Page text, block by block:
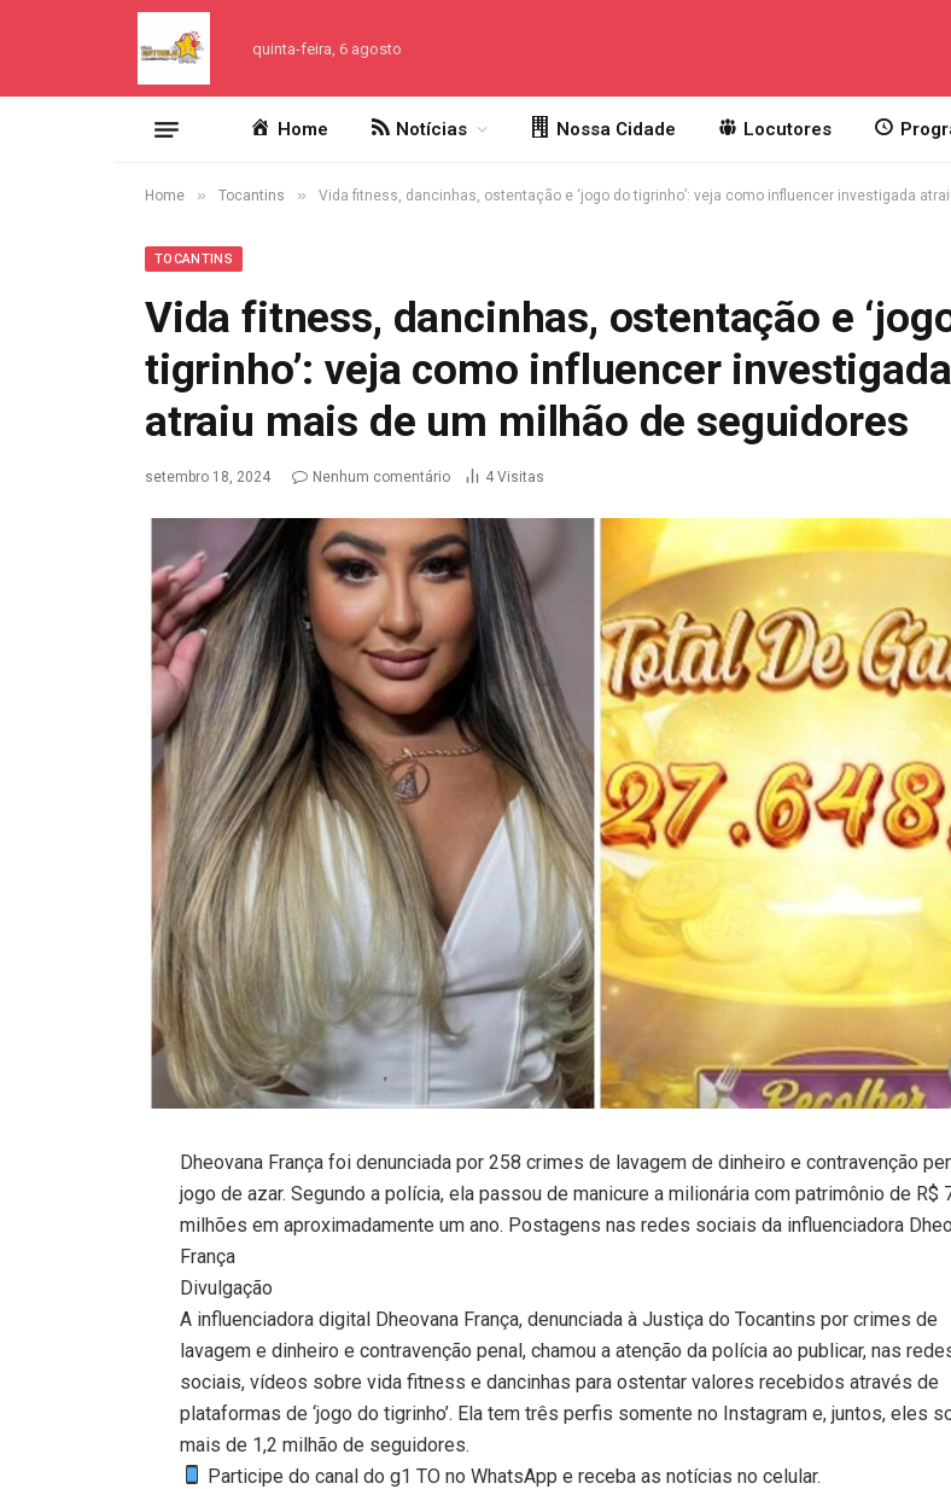
quinta-feira, 6 agosto
Home Notícias Nossa Cidade Locutores
Home » Tocantins » Vida fitness, dancinhas, ostentação e ‘jogo do tigrinho’: veja como influencer investigada
TOCANTINS
Vida fitness, dancinhas, ostentação e
tigrinho’: veja como influencer investigada
atraiu mais de um milhão de seguidores
setembro 18, 2024 Nenhum comentário 4 Visitas
Dheovana França foi denunciada por 258 crimes de lavagem de dinheiro e contravenção
jogo de azar. Segundo a polícia, ela passou de manicure a milionária com patrimônio de R$
milhões em aproximadamente um ano. Postagens nas redes sociais da influenciadora
França
Divulgação
A influenciadora digital Dheovana França, denunciada à Justiça do Tocantins por crimes de
lavagem e dinheiro e contravenção penal, chamou a atenção da polícia ao publicar, nas
sociais, vídeos sobre vida fitness e dancinhas para ostentar valores recebidos através de
plataformas de ‘jogo do tigrinho’. Ela tem três perfis somente no Instagram e, juntos, eles
mais de 1,2 milhão de seguidores.
Participe do canal do g1 TO no WhatsApp e receba as notícias no celular.